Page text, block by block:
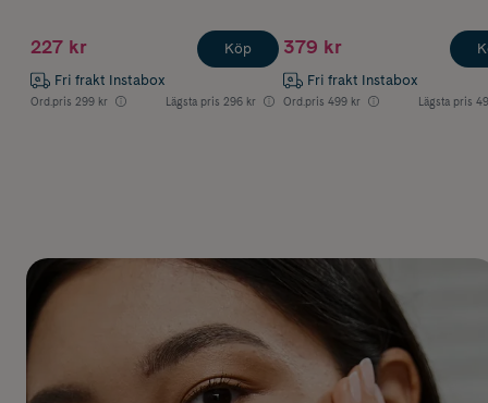
227 kr
Fri frakt Instabox
Ord.pris 299 kr Lägsta pris 296 kr
Köp 379 kr
Fri frakt Instabox
Ord.pris 499 kr Lägsta pris